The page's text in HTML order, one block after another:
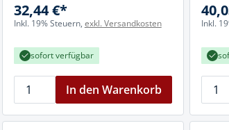
32,44 €*
Inkl. 19% Steuern, exkl. Versandkosten
sofort verfügbar
In den Warenkorb
Inkl.